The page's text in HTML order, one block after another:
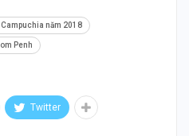
Campuchia năm 2018
Penh
Twitter